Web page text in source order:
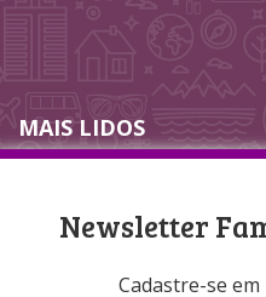
MAIS LIDOS
Newsletter
Cadastre-se